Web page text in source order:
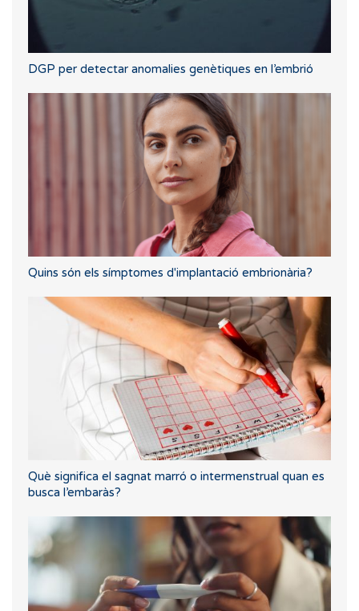
DGP per detectar anomalies genètiques en l’embrió
Quins són els símptomes d'implantació embrionària?
Què significa el sagnat marró o intermenstrual quan es
busca l’embaràs?